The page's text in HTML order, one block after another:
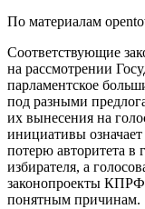
По материалам
Соответствующие
на рассмотрении
парламентское
под разными
их вынесения на
инициативы
потерю авторитета в
избирателя, а
законопроекты
понятным причинам.